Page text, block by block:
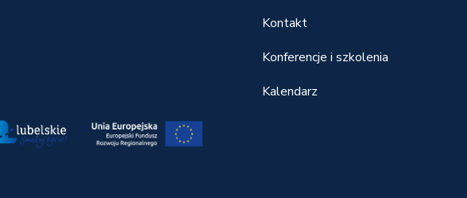
Kontakt
Konferencje i szkolenia
Kalendarz